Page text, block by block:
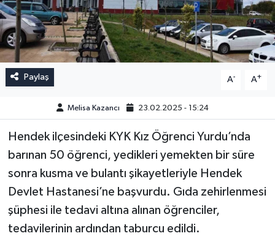
Paylaş A- A+
Melisa Kazancı 23.02.2025 - 15:24
Hendek ilçesindeki KYK Kız Öğrenci Yurdu’nda
barınan 50 öğrenci, yedikleri yemekten bir süre
sonra kusma ve bulantı şikayetleriyle Hendek
Devlet Hastanesi’ne başvurdu. Gıda zehirlenmesi
şüphesi ile tedavi altına alınan öğrenciler,
tedavilerinin ardından taburcu edildi.